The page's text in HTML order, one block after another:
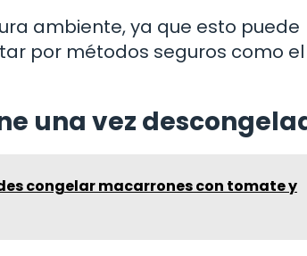
ambiente, ya que esto puede
por métodos seguros como el
una vez
congelar macarrones con tomate y